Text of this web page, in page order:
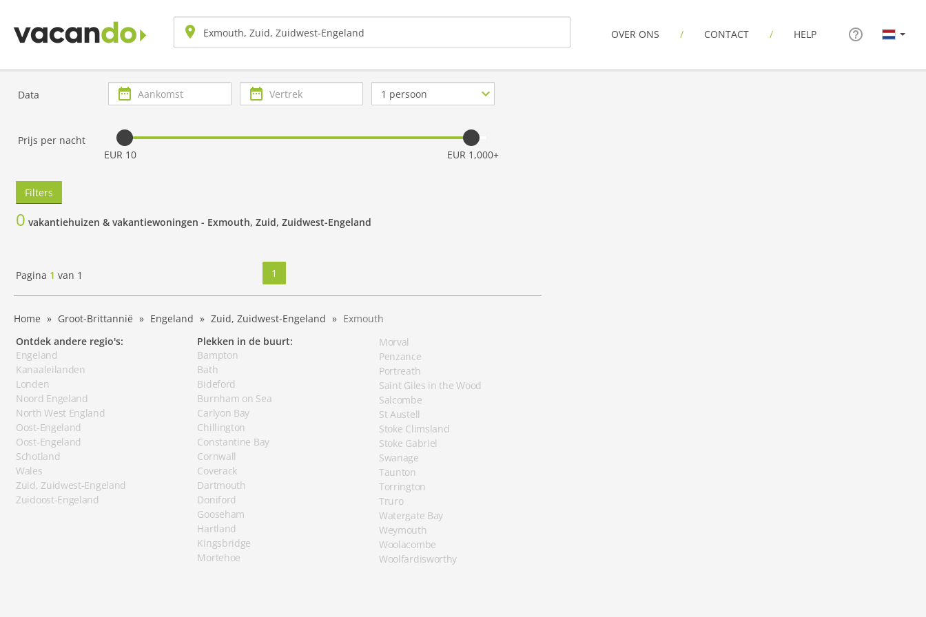
OVER ONS CONTACT HELP
Data Aankomst Vertrek
Aantal
personen
Prijs per nacht
EUR 10
EUR 1,000+
Filters
0 vakantiehuizen & vakantiewoningen - Exmouth, Zuid, Zuidwest-Engeland
Pagina 1 van 1 1
Home Groot-Brittannië Engeland Zuid, Zuidwest-Engeland
Exmouth
Ontdek andere regio's:
Engeland
Kanaaleilanden
Londen
Noord Engeland
North West England
Oost-Engeland
Oost-Engeland
Schotland
Wales
Zuid, Zuidwest-Engeland
Zuidoost-Engeland
Plekken in de buurt:
Bampton
Bath
Bideford
Burnham on Sea
Carlyon Bay
Chillington
Constantine Bay
Cornwall
Coverack
Dartmouth
Doniford
Gooseham
Hartland
Kingsbridge
Mortehoe
Morval
Penzance
Portreath
Saint Giles in the Wood
Salcombe
St Austell
Stoke Climsland
Stoke Gabriel
Swanage
Taunton
Torrington
Truro
Watergate Bay
Weymouth
Woolacombe
Woolfardisworthy